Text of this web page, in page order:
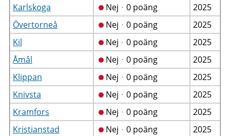
Karlskoga
Nejᆞ0 poäng
2025
Övertorneå
Nejᆞ0 poäng
2025
Kil
Nejᆞ0 poäng
2025
Åmål
Nejᆞ0 poäng
2025
Klippan
Nejᆞ0 poäng
2025
Knivsta
Nejᆞ0 poäng
2025
Kramfors
Nejᆞ0 poäng
2025
Kristianstad
Nejᆞ0 poäng
2025